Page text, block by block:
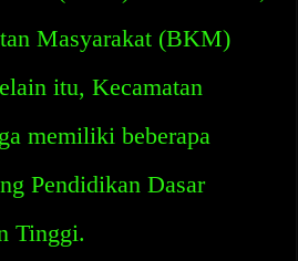
Masyarakat (BKM)
itu, Kecamatan
memiliki beberapa
Pendidikan Dasar
Tinggi.